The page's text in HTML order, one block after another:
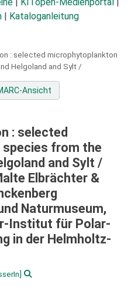
Kataloganleitung
: selected microphytoplankton
Helgoland and Sylt /
Ansicht
: selected
from the
and Sylt /
Elbrächter &
Naturmuseum,
Institut für Polar-
in der Helmholtz-